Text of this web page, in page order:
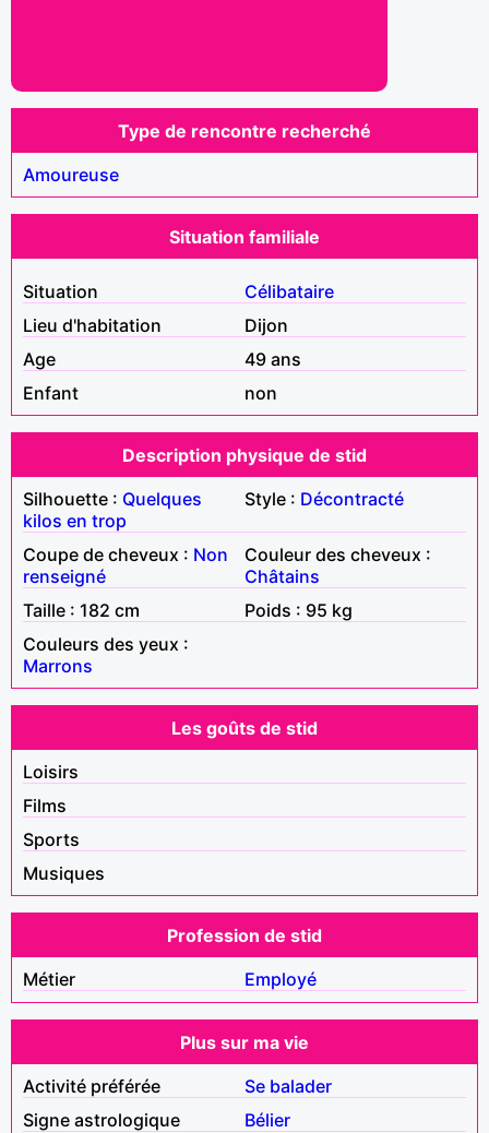
Type de rencontre recherché
Amoureuse
Situation familiale
Situation
Célibataire
Lieu d'habitation
Dijon
Age
49 ans
Enfant
non
Description physique de stid
Silhouette : Quelques
kilos en trop
Style : Décontracté
Coupe de cheveux : Non
renseigné
Couleur des cheveux :
Châtains
Taille : 182 cm
Poids : 95 kg
Couleurs des yeux :
Marrons
Les goûts de stid
Loisirs
Films
Sports
Musiques
Profession de stid
Métier
Employé
Plus sur ma vie
Activité préférée
Se balader
Signe astrologique
Bélier